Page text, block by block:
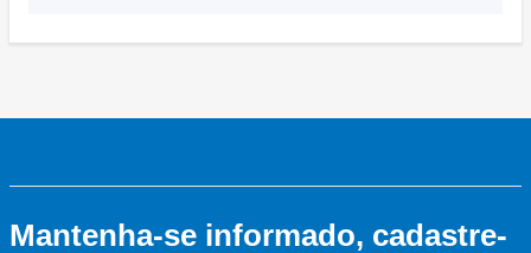
Mantenha-se informado, cadastre-